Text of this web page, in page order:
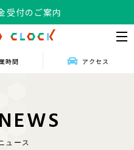
受付のご案内
時間 アクセス
NEWS
ュース